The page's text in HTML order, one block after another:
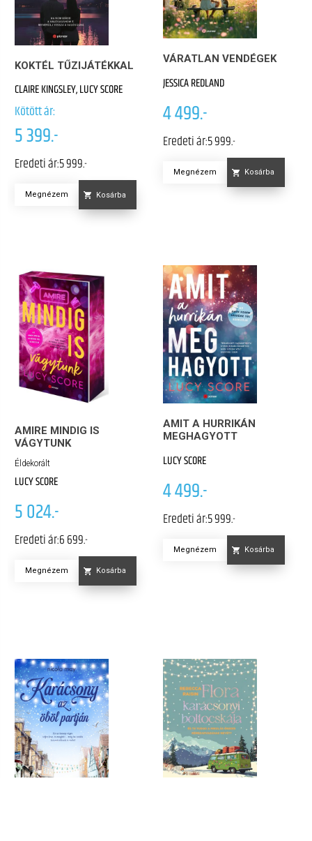
KOKTÉL TŰZIJÁTÉKKAL
CLAIRE KINGSLEY, LUCY SCORE
Kötött ár:
5 399.-
Eredeti ár:5 999.-
Megnézem Kosárba
VÁRATLAN VENDÉGEK
JESSICA REDLAND
4 499.-
Eredeti ár:5 999.-
Megnézem Kosárba
AMIRE MINDIG IS
VÁGYTUNK
Éldekorált
LUCY SCORE
5 024.-
Eredeti ár:6 699.-
Megnézem Kosárba
AMIT A HURRIKÁN
MEGHAGYOTT
LUCY SCORE
4 499.-
Eredeti ár:5 999.-
Megnézem Kosárba